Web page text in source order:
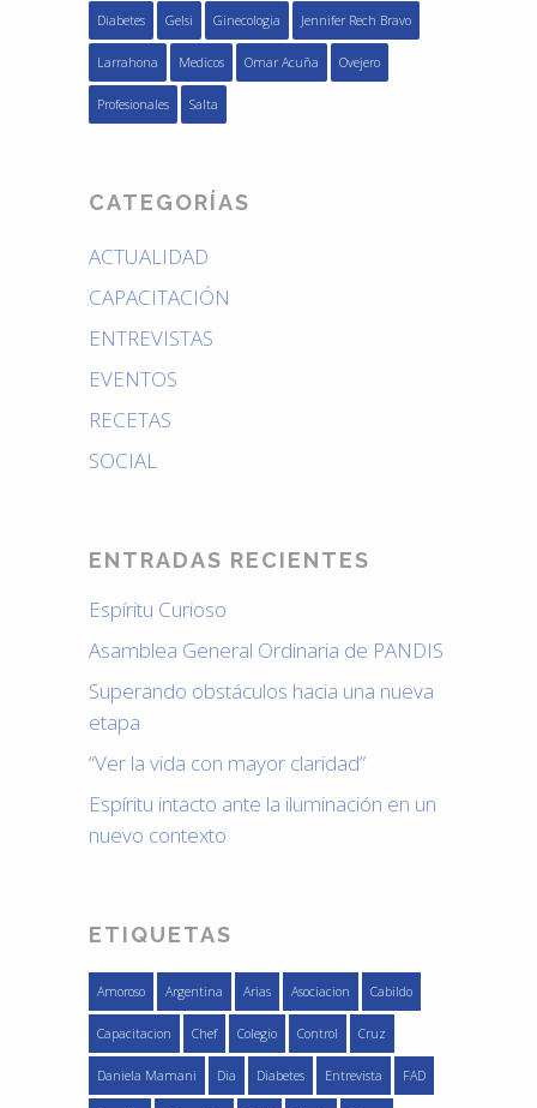
Diabetes Gelsi Ginecologia Jennifer Rech Bravo
Larrahona Medicos Omar Acuña Ovejero
Profesionales Salta
CATEGORÍAS
ACTUALIDAD
CAPACITACIÓN
ENTREVISTAS
EVENTOS
RECETAS
SOCIAL
ENTRADAS RECIENTES
Espíritu Curioso
Asamblea General Ordinaria de PANDIS
Superando obstáculos hacia una nueva
etapa
“Ver la vida con mayor claridad”
Espíritu intacto ante la iluminación en un
nuevo contexto
ETIQUETAS
Amoroso Argentina Arias Asociacion Cabildo
Capacitacion Chef Colegio Control Cruz
Daniela Mamani Dia Diabetes Entrevista FAD